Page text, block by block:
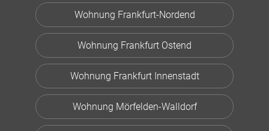
Wohnung Frankfurt-Nordend
Wohnung Frankfurt Ostend
Wohnung Frankfurt Innenstadt
Wohnung Mörfelden-Walldorf